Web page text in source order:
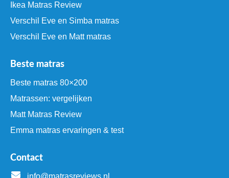
Ikea Matras Review
Verschil Eve en Simba matras
Verschil Eve en Matt matras
Beste matras
Beste matras 80×200
Matrassen: vergelijken
Matt Matras Review
Emma matras ervaringen & test
Contact